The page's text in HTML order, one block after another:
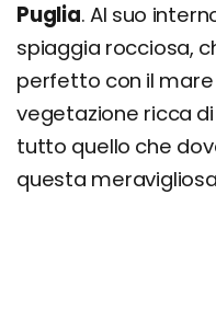
Puglia. Al suo
spiaggia rocciosa,
perfetto con il
vegetazione ricca
tutto quello che
questa